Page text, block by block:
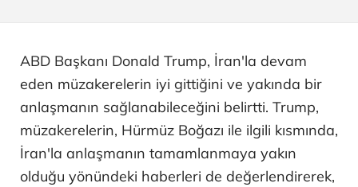
ABD Başkanı Donald Trump, İran'la devam
eden müzakerelerin iyi gittiğini ve yakında bir
anlaşmanın sağlanabileceğini belirtti. Trump,
müzakerelerin, Hürmüz Boğazı ile ilgili kısmında,
İran'la anlaşmanın tamamlanmaya yakın
olduğu yönündeki haberleri de değerlendirerek,